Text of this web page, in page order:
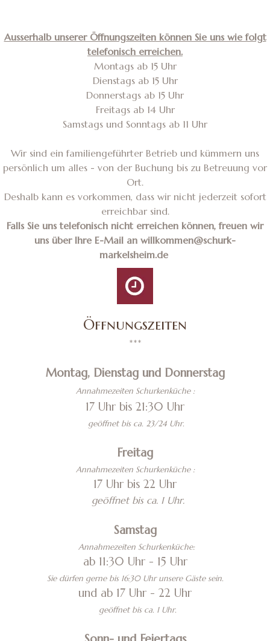
Ausserhalb unserer Öffnungszeiten können Sie uns wie folgt
telefonisch erreichen.
Montags ab 15 Uhr
Dienstags ab 15 Uhr
Donnerstags ab 15 Uhr
Freitags ab 14 Uhr
Samstags und Sonntags ab 11 Uhr
Wir sind ein familiengeführter Betrieb und kümmern uns
persönlich um alles - von der Buchung bis zu Betreuung vor
Ort.
Deshalb kann es vorkommen, dass wir nicht jederzeit sofort
erreichbar sind.
Falls Sie uns telefonisch nicht erreichen können, freuen wir
uns über Ihre E-Mail an willkommen@schurk-
markelsheim.de
Öffnungszeiten
***
Montag, Dienstag und Donnerstag
Annahmezeiten Schurkenküche :
17 Uhr bis 21:30 Uhr
geöffnet bis ca. 23/24 Uhr.
Freitag
Annahmezeiten Schurkenküche :
17 Uhr bis 22 Uhr
geöffnet bis ca. 1 Uhr.
Samstag
Annahmezeiten Schurkenküche:
ab 11:30 Uhr - 15 Uhr
Sie dürfen gerne bis 16:30 Uhr unsere Gäste sein.
und ab 17 Uhr - 22 Uhr
geöffnet bis ca. 1 Uhr.